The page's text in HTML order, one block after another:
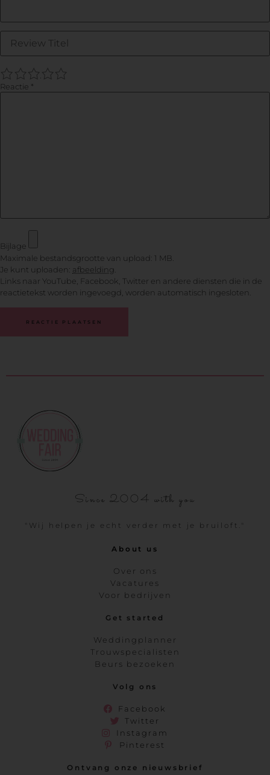
5
4
3
2
Reactie *
Bijlage
Maximale bestandsgrootte van upload: 1 MB.
Je kunt uploaden: afbeelding
Links naar YouTube, Facebook, Twitter en andere diensten die in de
reactietekst worden ingevoegd, worden automatisch ingesloten.
Since 2004 with you
"Wij helpen je echt verder met je bruiloft."
About us
Over ons
Vacatures
Voor bedrijven
Get started
Weddingplanner
Trouwspecialisten
Beurs bezoeken
Volg ons
Facebook
Twitter
Instagram
Pinterest
Ontvang onze nieuwsbrief